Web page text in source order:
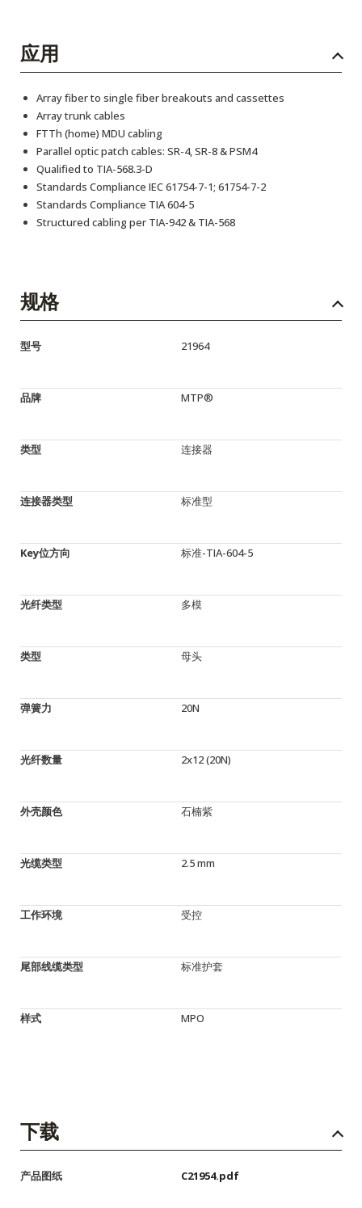
应用
Array fiber to single fiber breakouts and cassettes
Array trunk cables
FTTh (home) MDU cabling
Parallel optic patch cables: SR-4, SR-8 & PSM4
Qualified to TIA-568.3-D
Standards Compliance IEC 61754-7-1; 61754-7-2
Standards Compliance TIA 604-5
Structured cabling per TIA-942 & TIA-568
规格
型号 21964
品牌 MTP®
类型 连接器
连接器类型 标准型
Key位方向 标准-TIA-604-5
光纤类型 多模
类型 母头
弹簧力 20N
光纤数量 2x12 (20N)
外壳颜色 石楠紫
光缆类型 2.5 mm
工作环境 受控
尾部线缆类型 标准护套
样式 MPO
下载
产品图纸 C21954.pdf